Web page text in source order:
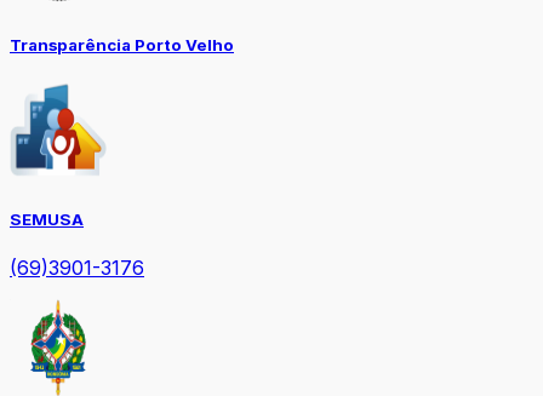
Transparência Porto Velho
SEMUSA
(69)3901-3176